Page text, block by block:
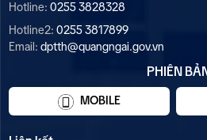
Hotline: 0255 3828328
Hotline2: 0255 3817899
Email: dptth@quangngai.gov.vn
PHIÊN
MOBILE